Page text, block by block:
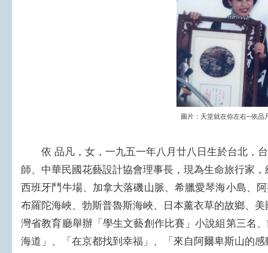
圖片： 天堂就在你左右─依品
依 品凡，女，一九五一年八月廿八日生於台北，台
師、中華民國花藝設計協會理事長，現為生命旅行家
西班牙鬥牛場、加拿大落磯山脈、希臘愛琴海小島、
布羅陀海峽、勃斯普魯斯海峽、日本薰衣草的故鄉、
灣省教育廳舉辦「學生文藝創作比賽」小說組第三名
海道」、「在京都找到幸福」、「來自阿爾卑斯山的感